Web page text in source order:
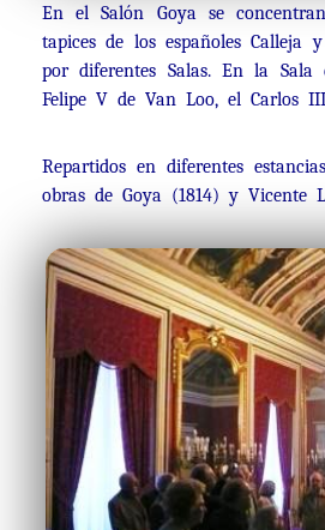
En el Salón Goya se
tapices de los españoles
por diferentes Salas. En la
Felipe V de Van Loo, el Carlos
Repartidos en diferentes
obras de Goya (1814) y Vicente